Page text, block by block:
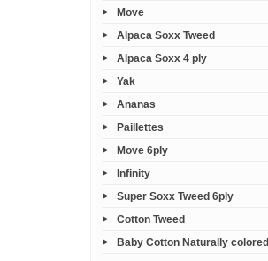
Move
Alpaca Soxx Tweed
Alpaca Soxx 4 ply
Yak
Ananas
Paillettes
Move 6ply
Infinity
Super Soxx Tweed 6ply
Cotton Tweed
Baby Cotton Naturally colored